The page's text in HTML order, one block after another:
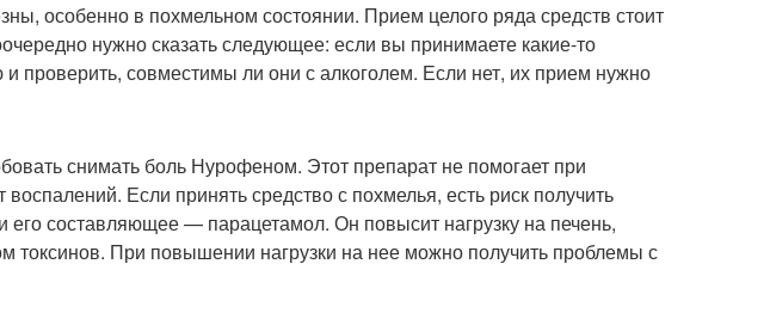
особенно в похмельном состоянии. Прием целого ряда средств стоит
нужно сказать следующее: если вы принимаете какие-то
и проверить, совместимы ли они с алкоголем. Если нет, их прием нужно
снимать боль Нурофеном. Этот препарат не помогает при
Если принять средство с похмелья, есть риск получить
его составляющее — парацетамол. Он повысит нагрузку на печень,
токсинов. При повышении нагрузки на нее можно получить проблемы с